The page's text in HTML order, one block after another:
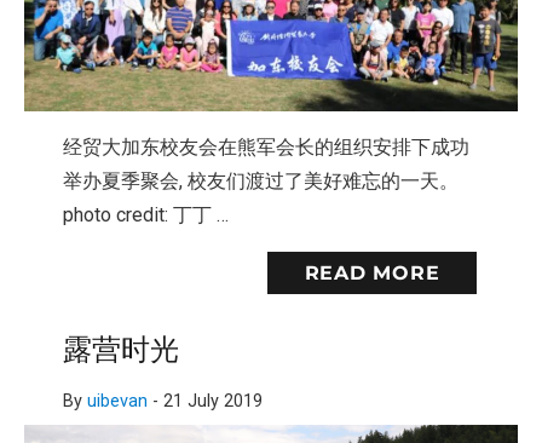
经贸大加东校友会在熊军会长的组织安排下成功
举办夏季聚会, 校友们渡过了美好难忘的一天。
photo credit: 丁丁 …
READ MORE
露营时光
By uibevan - 21 July 2019